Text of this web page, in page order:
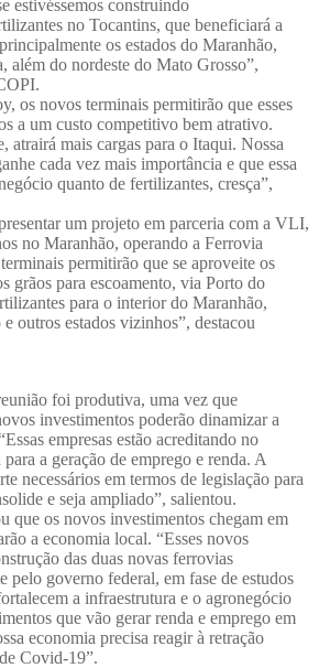
estivéssemos construindo
no Tocantins, que beneficiará a
os estados do Maranhão,
além do nordeste do Mato Grosso”,
os novos terminais permitirão que esses
a um custo competitivo bem atrativo.
atrairá mais cargas para o Itaqui. Nossa
cada vez mais importância e que essa
quanto de fertilizantes, cresça”,
um projeto em parceria com a VLI,
no Maranhão, operando a Ferrovia
permitirão que se aproveite os
grãos para escoamento, via Porto do
para o interior do Maranhão,
outros estados vizinhos”, destacou
foi produtiva, uma vez que
investimentos poderão dinamizar a
empresas estão acreditando no
a geração de emprego e renda. A
necessários em termos de legislação para
e seja ampliado”, salientou.
que os novos investimentos chegam em
a economia local. “Esses novos
das duas novas ferrovias
pelo governo federal, em fase de estudos
a infraestrutura e o agronegócio
que vão gerar renda e emprego em
economia precisa reagir à retração
Covid-19”.